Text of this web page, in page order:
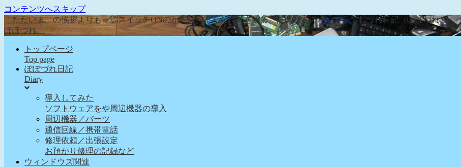
コンテンツへスキップ
「ただいま」の挨拶よりも電源スイッチONのが先な、そんな日常を綴る『ぽぽろんのパソコンつれづれ日記（ぽぽづれ）』
ぽぽづれ。
トップページ
Top page
ぽぽづれ日記
Diary
導入してみた
ソフトウェアをや周辺機器の導入
周辺機器／パーツ
通信回線／携帯電話
修理依頼／出張設定
お預かり修理の記録など
ウィンドウズ関連